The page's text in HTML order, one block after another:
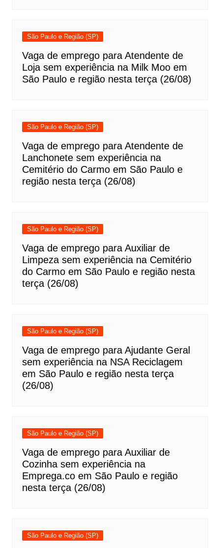
São Paulo e Região (SP)
Vaga de emprego para Atendente de
Loja sem experiência na Milk Moo em
São Paulo e região nesta terça (26/08)
São Paulo e Região (SP)
Vaga de emprego para Atendente de
Lanchonete sem experiência na
Cemitério do Carmo em São Paulo e
região nesta terça (26/08)
São Paulo e Região (SP)
Vaga de emprego para Auxiliar de
Limpeza sem experiência na Cemitério
do Carmo em São Paulo e região nesta
terça (26/08)
São Paulo e Região (SP)
Vaga de emprego para Ajudante Geral
sem experiência na NSA Reciclagem
em São Paulo e região nesta terça
(26/08)
São Paulo e Região (SP)
Vaga de emprego para Auxiliar de
Cozinha sem experiência na
Emprega.co em São Paulo e região
nesta terça (26/08)
São Paulo e Região (SP)